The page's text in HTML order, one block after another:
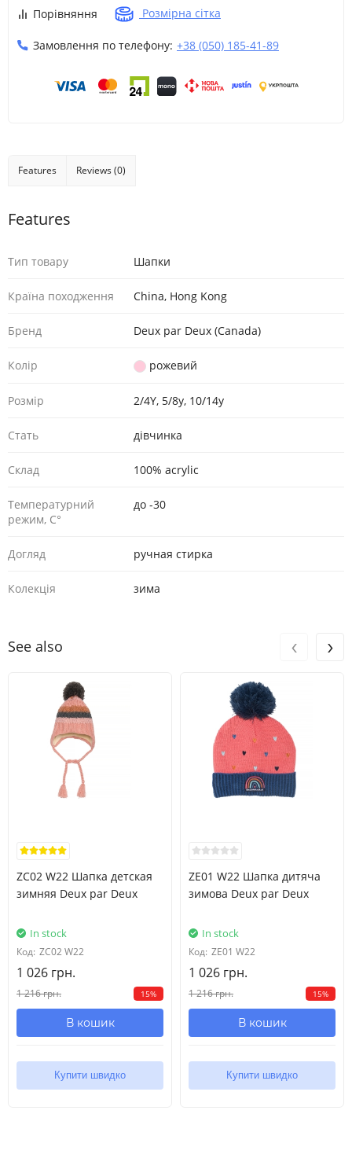
Порівняння Розмірна сітка
Замовлення по телефону: +38 (050) 185-41-89
Features Reviews (0)
Features
Тип товару Шaпки
Країна походження China, Hong Kong
Бренд Deux par Deux (Canada)
Колір рожевий
Розмір 2/4Y, 5/8y, 10/14y
Стать дівчинка
Склад 100% acrylic
Температурний
режим, С°
до -30
Догляд ручная стирка
Колекція зима
See also
ZC02 W22 Шапка детская
зимняя Deux par Deux
In stock
Код: ZC02 W22
1 026 грн.
1 216 грн. 15%
В кошик
Купити швидко
ZE01 W22 Шапка дитяча
зимова Deux par Deux
In stock
Код: ZE01 W22
1 026 грн.
1 216 грн. 15%
В кошик
Купити швидко
‹ ›